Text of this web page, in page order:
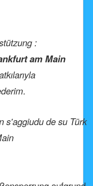
:
am Main
s'aggiudu de su Türk